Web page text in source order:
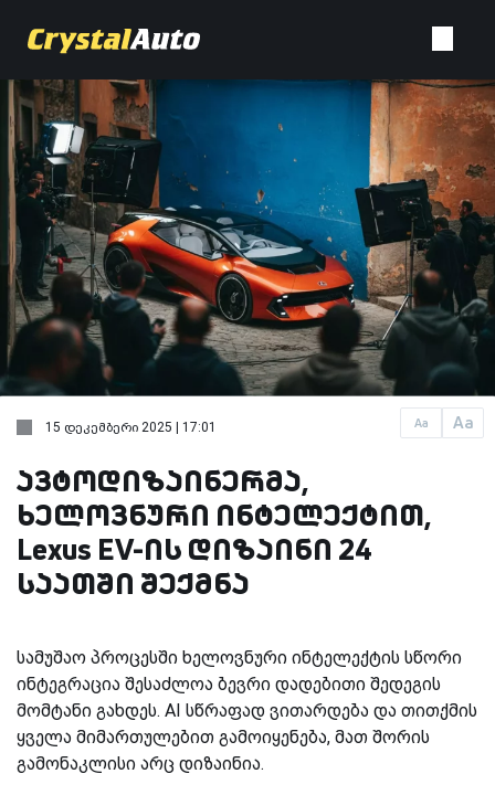
Aa Aa
15 დეკემბერი 2025 | 17:01
ავტოდიზაინერმა,
ხელოვნური ინტელექტით,
Lexus EV-ის დიზაინი 24
საათში შექმნა
სამუშაო პროცესში ხელოვნური ინტელექტის სწორი
ინტეგრაცია შესაძლოა ბევრი დადებითი შედეგის
მომტანი გახდეს. AI სწრაფად ვითარდება და თითქმის
ყველა მიმართულებით გამოიყენება, მათ შორის
გამონაკლისი არც დიზაინია.